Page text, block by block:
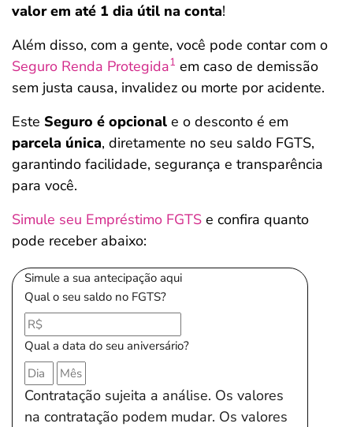
valor em até 1 dia útil na conta!
Além disso, com a gente, você pode contar com o
Seguro Renda Protegida1 em caso de demissão
sem justa causa, invalidez ou morte por acidente.
Este Seguro é opcional e o desconto é em
parcela única, diretamente no seu saldo FGTS,
garantindo facilidade, segurança e transparência
para você.
Simule seu Empréstimo FGTS e confira quanto
pode receber abaixo:
Simule a sua antecipação aqui
Qual o seu saldo no FGTS?
Qual a data do seu aniversário?
Contratação sujeita a análise. Os valores
na contratação podem mudar. Os valores